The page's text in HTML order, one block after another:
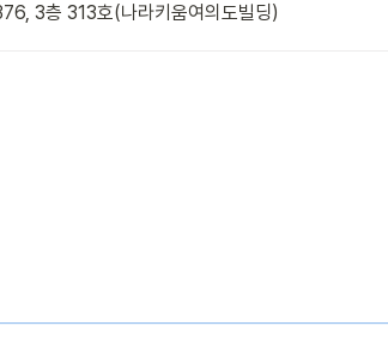
3층 313호(나라키움여의도빌딩)